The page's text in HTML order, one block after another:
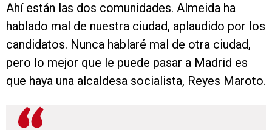
Ahí están las dos comunidades. Almeida ha
hablado mal de nuestra ciudad, aplaudido por los
candidatos. Nunca hablaré mal de otra ciudad,
pero lo mejor que le puede pasar a Madrid es
que haya una alcaldesa socialista, Reyes Maroto.